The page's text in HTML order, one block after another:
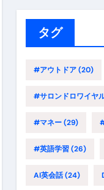
タグ
#アウトドア(20)
#サロンドロワイヤ
#マネー(29)
#英語学習(26)
AI英会話(24)